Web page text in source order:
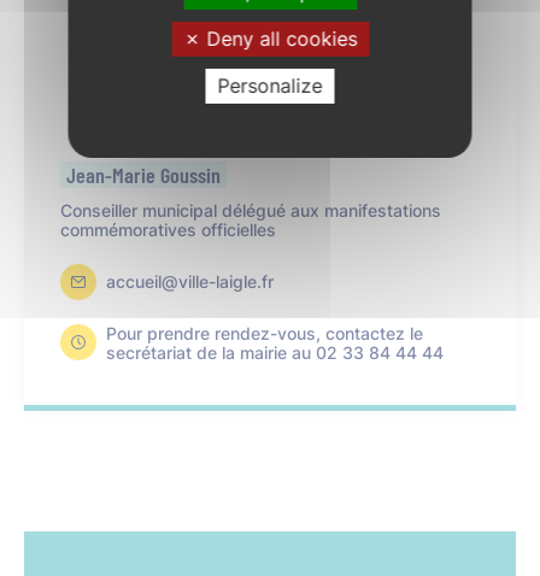
Jean-Marie Goussin
Conseiller municipal délégué aux manifestations
commémoratives officielles
accueil@ville-laigle.fr
Pour prendre rendez-vous, contactez le
secrétariat de la mairie au 02 33 84 44 44
Deny all cookies
Personalize